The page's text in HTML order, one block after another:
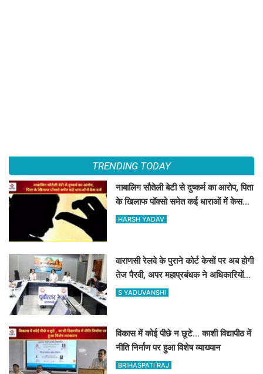
TRENDING TODAY
नाबालिग सौतेली बेटी से दुष्कर्म का आरोप, पिता
के खिलाफ पॉक्सो समेत कई धाराओं में केस
दर्ज
HARSH YADAV
वाराणसी रेलवे के पुराने कोर्ट केसों पर अब होगी
तेज पैरवी, अपर महाप्रबंधक ने अधिकारियों
को दिए टाइम पर पैरवी का आदेश
S YADUVANSHI
विकास में कोई पीछे न छूटे... काशी विद्यापीठ में
नीति निर्माण पर हुआ विशेष व्याख्यान
BRIHASPATI RAJ